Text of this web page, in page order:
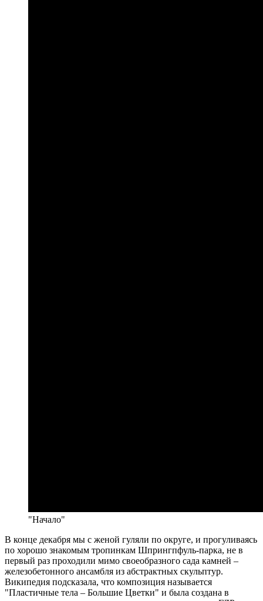
"Начало"
В конце декабря мы с женой гуляли по округе, и прогуливаясь
по хорошо знакомым тропинкам Шпрингпфуль-парка, не в
первый раз проходили мимо своеобразного сада камней –
железобетонного ансамбля из абстрактных скульптур.
Википедия подсказала, что композиция называется
"Пластичные тела – Большие Цветки" и была создана в